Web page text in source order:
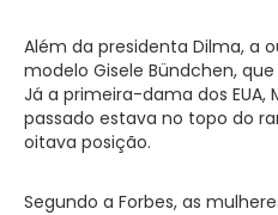
Além da presidenta Dilma, a
modelo Gisele Bündchen,
Já a primeira-dama dos EUA,
passado estava no topo do
oitava posição.
Segundo a Forbes, as